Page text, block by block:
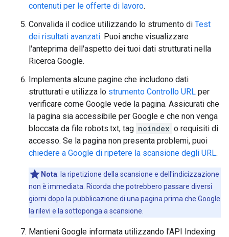
contenuti per le offerte di lavoro.
Convalida il codice utilizzando lo strumento di Test
dei risultati avanzati. Puoi anche visualizzare
l'anteprima dell'aspetto dei tuoi dati strutturati nella
Ricerca Google.
Implementa alcune pagine che includono dati
strutturati e utilizza lo strumento Controllo URL per
verificare come Google vede la pagina. Assicurati che
la pagina sia accessibile per Google e che non venga
bloccata da file robots.txt, tag noindex o requisiti di
accesso. Se la pagina non presenta problemi, puoi
chiedere a Google di ripetere la scansione degli URL.
Nota: la ripetizione della scansione e dell'indicizzazione
non è immediata. Ricorda che potrebbero passare diversi
giorni dopo la pubblicazione di una pagina prima che Google
la rilevi e la sottoponga a scansione.
Mantieni Google informata utilizzando l'API Indexing